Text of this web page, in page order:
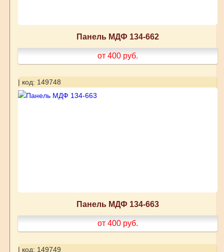
Панель МДФ 134-662
от 400 руб.
| код: 149748
Панель МДФ 134-663
от 400 руб.
| код: 149749